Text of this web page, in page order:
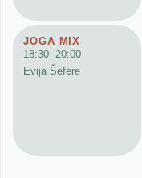
JOGA MIX
18:30 -20:00
Evija Šefere